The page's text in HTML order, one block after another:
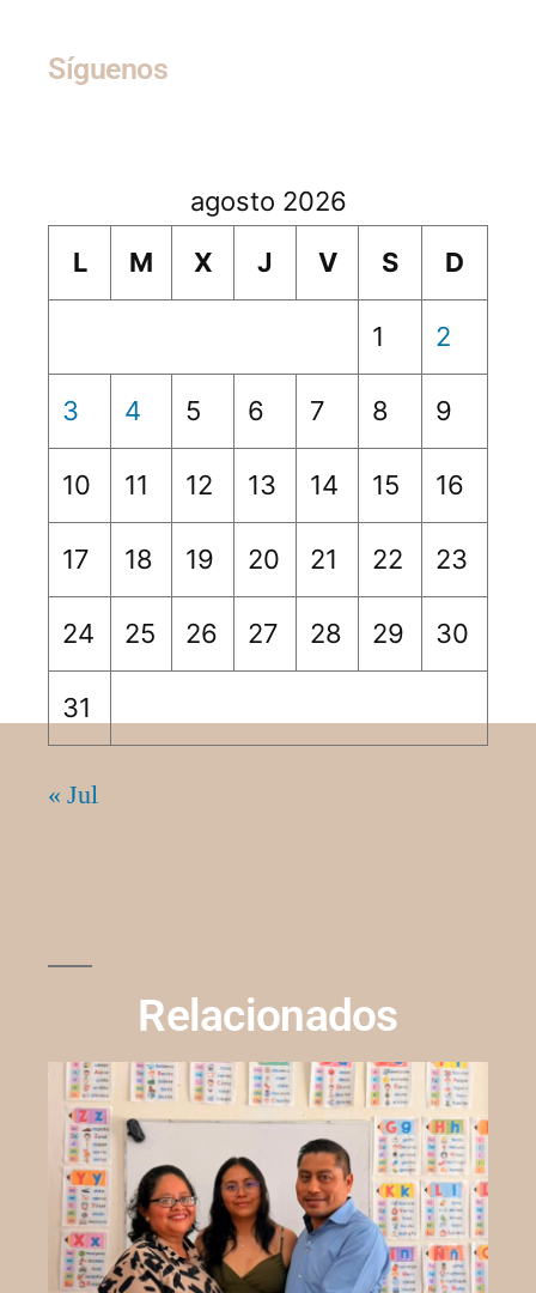
Síguenos
agosto 2026
L
M X J V S D
1 2
3 4 5 6 7 8 9
10 11 12 13 14 15 16
17 18 19 20 21 22 23
24 25 26 27 28 29 30
31
« Jul
Relacionados